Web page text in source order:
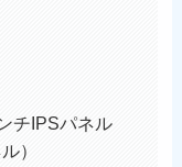
チIPSパネル
）